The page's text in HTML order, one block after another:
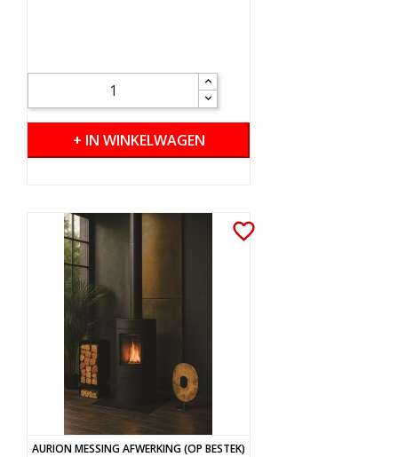
+ IN WINKELWAGEN
favorite_border
AURION MESSING AFWERKING (OP BESTEK)